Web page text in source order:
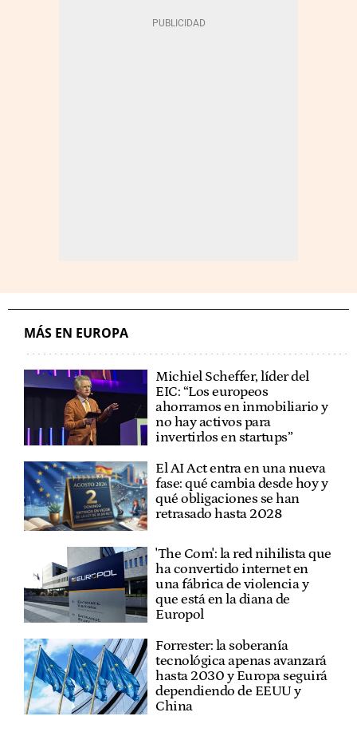
MÁS EN EUROPA
Michiel Scheffer, líder del
EIC: “Los europeos
ahorramos en inmobiliario y
no hay activos para
invertirlos en startups”
El AI Act entra en una nueva
fase: qué cambia desde hoy y
qué obligaciones se han
retrasado hasta 2028
'The Com': la red nihilista que
ha convertido internet en
una fábrica de violencia y
que está en la diana de
Europol
Forrester: la soberanía
tecnológica apenas avanzará
hasta 2030 y Europa seguirá
dependiendo de EEUU y
China